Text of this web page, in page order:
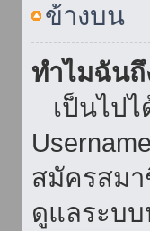
ข้างบน
ทำไมฉันถึ
เป็นไปไ
สมัครสม
ดูแลระบ